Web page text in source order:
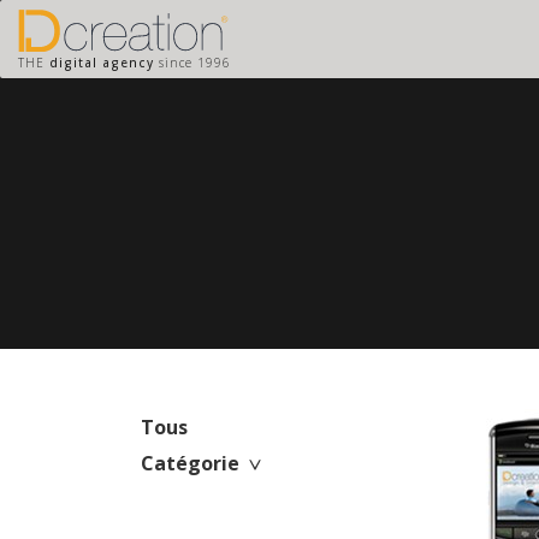
THE digital agency since 1996
Tous
Catégorie